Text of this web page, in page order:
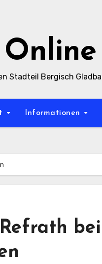
Stadteil Bergisch
Informationen
bei